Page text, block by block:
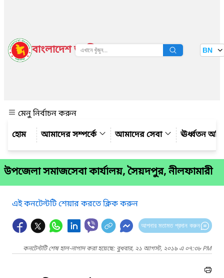
বাংলাদেশ জাতীয় তথ্য বাতায়ন BN
মেনু নির্বাচন করুন
আমাদের সম্পর্কে
আমাদের সেবা ঊর্ধ্বতন
উপজেলা সমাজসেবা কার্যালয়, সৈয়দপুর, নীলফামারী
এই কনটেন্টটি শেয়ার করতে ক্লিক করুন
আপনার মতামত প্রদান করুন
কনটেন্টটি শেষ হাল-নাগাদ করা হয়েছে: বুধবার, ২১ আগস্ট, ২০১৯ এ ০৭:৩৮ PM